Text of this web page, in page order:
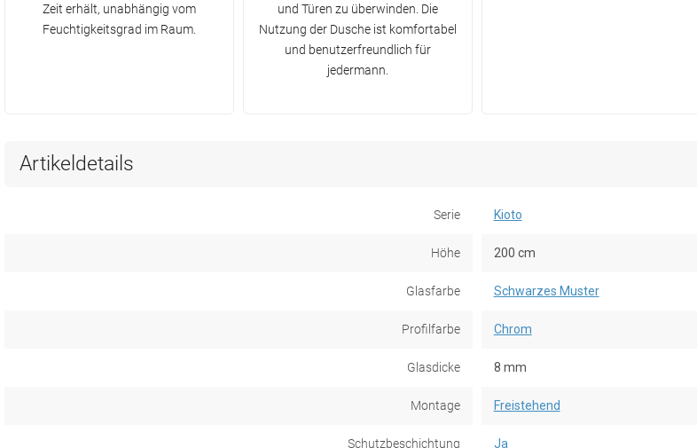
Zeit erhält, unabhängig vom
Feuchtigkeitsgrad im Raum.
und Türen zu überwinden. Die
Nutzung der Dusche ist komfortabel
und benutzerfreundlich für
jedermann.
Artikeldetails
Serie Kioto
Höhe 200 cm
Glasfarbe Schwarzes Muster
Profilfarbe Chrom
Glasdicke 8 mm
Montage Freistehend
Schutzbeschichtung Ja